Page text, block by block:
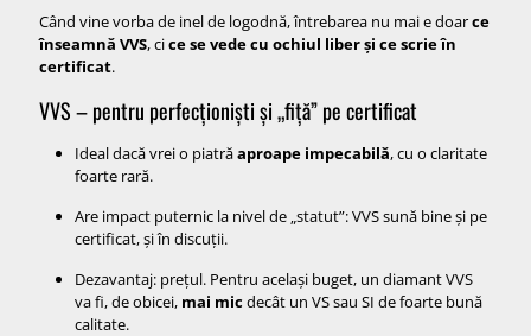
Când vine vorba de inel de logodnă, întrebarea nu mai e doarce
înseamnă VVS, cice se vede cu ochiul liber și ce scrie în
certificat.
VVS – pentru perfecționiști și „fiță” pe certificat
Ideal dacă vrei o piatrăaproape impecabilă, cu o claritate
foarte rară.
Are impact puternic la nivel de „statut”: VVS sună bine și pe
certificat, și în discuții.
Dezavantaj: prețul. Pentru același buget, un diamant VVS
va fi, de obicei, mai micdecât un VS sau SI de foarte bună
calitate.